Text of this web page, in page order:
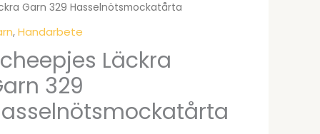
Garn 329 Hasselnötsmockatårta
,Handarbete
Läckra
329